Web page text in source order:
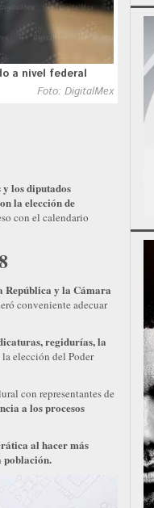
a nivel federal
Foto: DigitalMex
los diputados
la elección de
con el calendario
República y la Cámara
conveniente adecuar
regidurías, la
elección del Poder
con representantes de
a los procesos
al hacer más
población.